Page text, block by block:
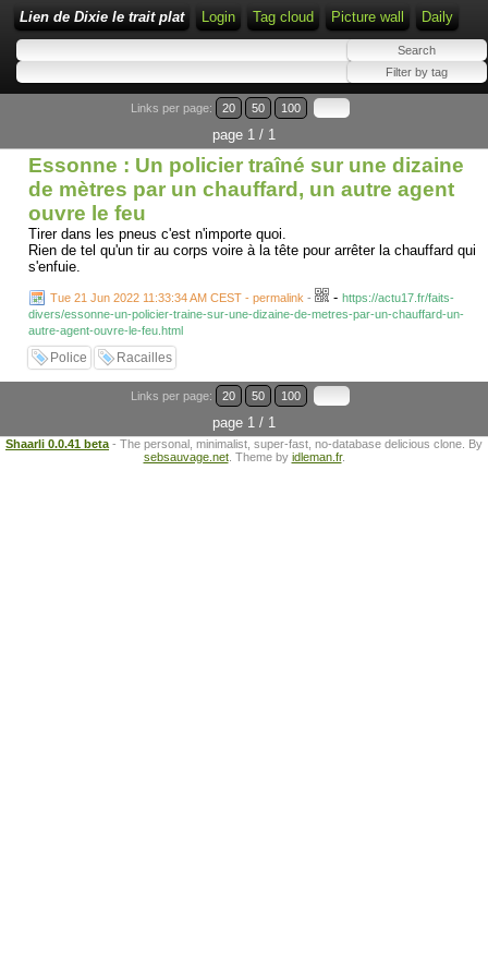
Lien de Dixie le trait plat Login Tag cloud Picture wall Daily
Links per page: 20 50 100
page 1 / 1
Essonne : Un policier traîné sur une dizaine
de mètres par un chauffard, un autre agent
ouvre le feu
Tirer dans les pneus c'est n'importe quoi.
Rien de tel qu'un tir au corps voire à la tête pour arrêter la chauffard qui
s'enfuie.
Tue 21 Jun 2022 11:33:34 AM CEST - permalink - - https://actu17.fr/faits-
divers/essonne-un-policier-traine-sur-une-dizaine-de-metres-par-un-chauffard-un-
autre-agent-ouvre-le-feu.html
Police Racailles
Links per page: 20 50 100
page 1 / 1
Shaarli 0.0.41 beta - The personal, minimalist, super-fast, no-database delicious clone. By
sebsauvage.net. Theme by idleman.fr.